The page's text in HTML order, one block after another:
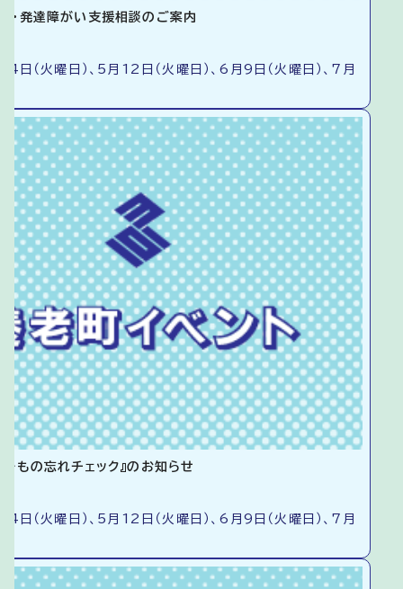
・発達障がい支援相談のご案内
（火曜日）、5月12日（火曜日）、6月9日（火曜日）、7月
でもの忘れチェック』のお知らせ
（火曜日）、5月12日（火曜日）、6月9日（火曜日）、7月